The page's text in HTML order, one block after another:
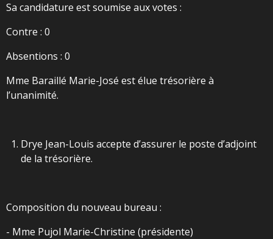
Sa candidature est soumise aux votes :
Contre : 0
Absentions : 0
Mme Baraillé Marie-José est élue trésorière à
l’unanimité.
Drye Jean-Louis accepte d’assurer le poste d’adjoint
de la trésorière.
Composition du nouveau bureau :
- Mme Pujol Marie-Christine (présidente)